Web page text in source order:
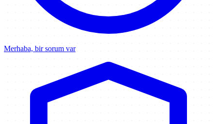
Merhaba, bir sorum var